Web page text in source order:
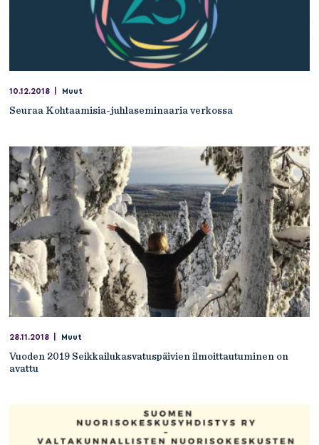
10.12.2018 Muut
Seuraa Kohtaamisia-juhlaseminaaria verkossa
28.11.2018 Muut
Vuoden 2019 Seikkailukasvatuspäivien ilmoittautuminen on
avattu